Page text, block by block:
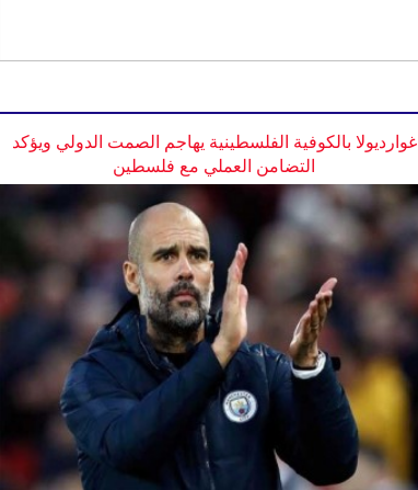
غوارديولا بالكوفية الفلسطينية يهاجم الصمت الدولي ويؤكد
التضامن العملي مع فلسطين